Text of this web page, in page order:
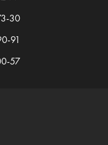
30
91
57